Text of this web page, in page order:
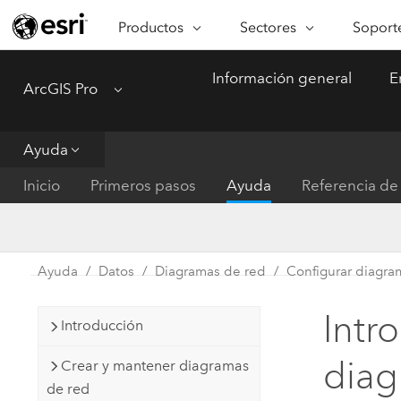
Productos
ARCGIS
Plataforma completa de
ArcGIS Pro
Sistema fundamental para SIG y
Sectores
SECTORES
Conservación
Servicios públicos de
Salud y servicios humanos
Gobierno nacional
ArcGIS Pro Menu
Información general
Ayuda
Inicio
Primeros pasos Ayuda Referencia
Ayuda Datos Diagramas de red Configurar
Introducción
Crear y mantener diagramas
de red